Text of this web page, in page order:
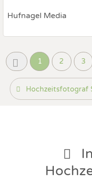
Hufnagel Media
Art des Shootings:
Hochzeits Shooting
Fotobox mit Zubehör
1 2 3
Hochzeitsfotograf